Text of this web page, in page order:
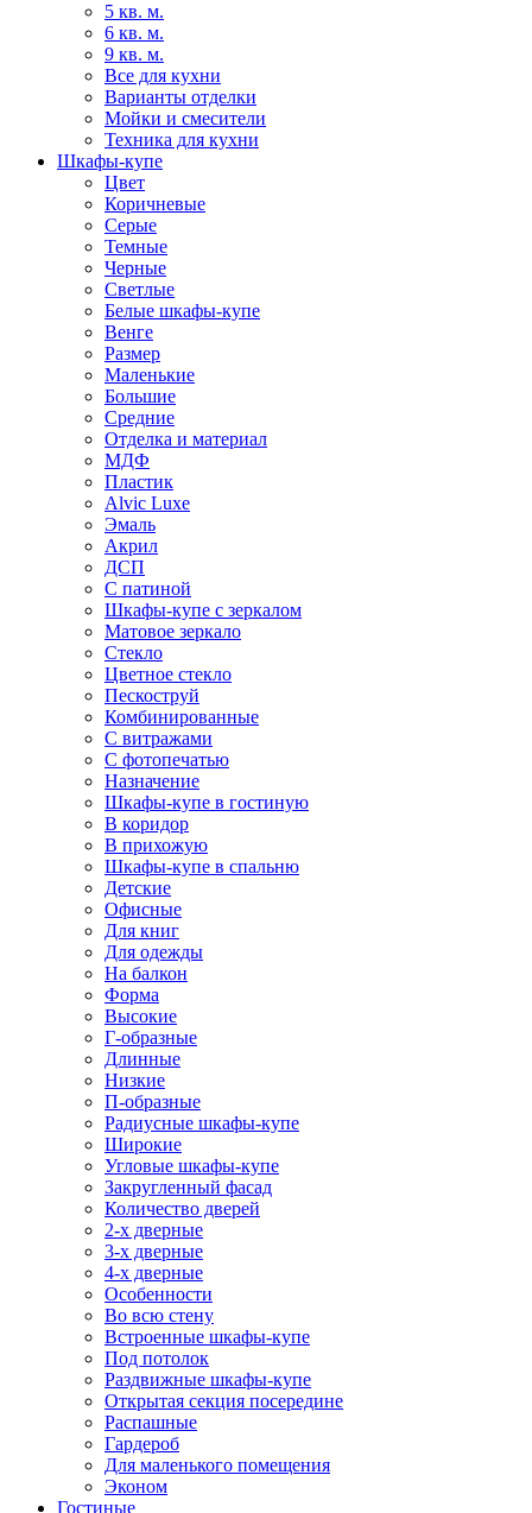
5 кв. м.
6 кв. м.
9 кв. м.
Все для кухни
Варианты отделки
Мойки и смесители
Техника для кухни
Шкафы-купе
Цвет
Коричневые
Серые
Темные
Черные
Светлые
Белые шкафы-купе
Венге
Размер
Маленькие
Большие
Средние
Отделка и материал
МДФ
Пластик
Alvic Luxe
Эмаль
Акрил
ДСП
С патиной
Шкафы-купе с зеркалом
Матовое зеркало
Стекло
Цветное стекло
Пескоструй
Комбинированные
С витражами
С фотопечатью
Назначение
Шкафы-купе в гостиную
В коридор
В прихожую
Шкафы-купе в спальню
Детские
Офисные
Для книг
Для одежды
На балкон
Форма
Высокие
Г-образные
Длинные
Низкие
П-образные
Радиусные шкафы-купе
Широкие
Угловые шкафы-купе
Закругленный фасад
Количество дверей
2-х дверные
3-х дверные
4-х дверные
Особенности
Во всю стену
Встроенные шкафы-купе
Под потолок
Раздвижные шкафы-купе
Открытая секция посередине
Распашные
Гардероб
Для маленького помещения
Эконом
Гостиные